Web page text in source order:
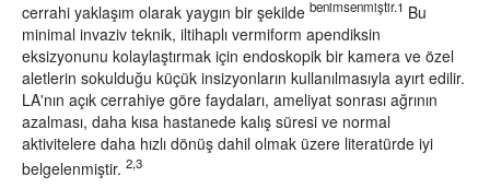
cerrahi yaklaşım olarak yaygın bir şekilde benimsenmiştir.1 Bu
minimal invaziv teknik, iltihaplı vermiform apendiksin
eksizyonunu kolaylaştırmak için endoskopik bir kamera ve özel
aletlerin sokulduğu küçük insizyonların kullanılmasıyla ayırt edilir.
LA'nın açık cerrahiye göre faydaları, ameliyat sonrası ağrının
azalması, daha kısa hastanede kalış süresi ve normal
aktivitelere daha hızlı dönüş dahil olmak üzere literatürde iyi
belgelenmiştir. 2,3